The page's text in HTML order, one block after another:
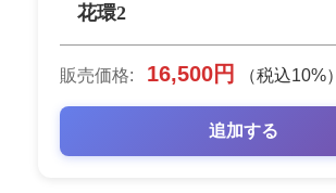
花環2
販売価格: 16,500円 （税込10%）
追加する